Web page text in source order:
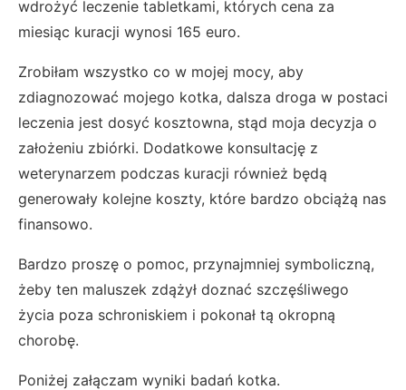
wdrożyć leczenie tabletkami, których cena za
miesiąc kuracji wynosi 165 euro.
Zrobiłam wszystko co w mojej mocy, aby
zdiagnozować mojego kotka, dalsza droga w postaci
leczenia jest dosyć kosztowna, stąd moja decyzja o
założeniu zbiórki. Dodatkowe konsultację z
weterynarzem podczas kuracji również będą
generowały kolejne koszty, które bardzo obciążą nas
finansowo.
Bardzo proszę o pomoc, przynajmniej symboliczną,
żeby ten maluszek zdążył doznać szczęśliwego
życia poza schroniskiem i pokonał tą okropną
chorobę.
Poniżej załączam wyniki badań kotka.